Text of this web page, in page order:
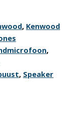
, Kenwood
,
, Speaker